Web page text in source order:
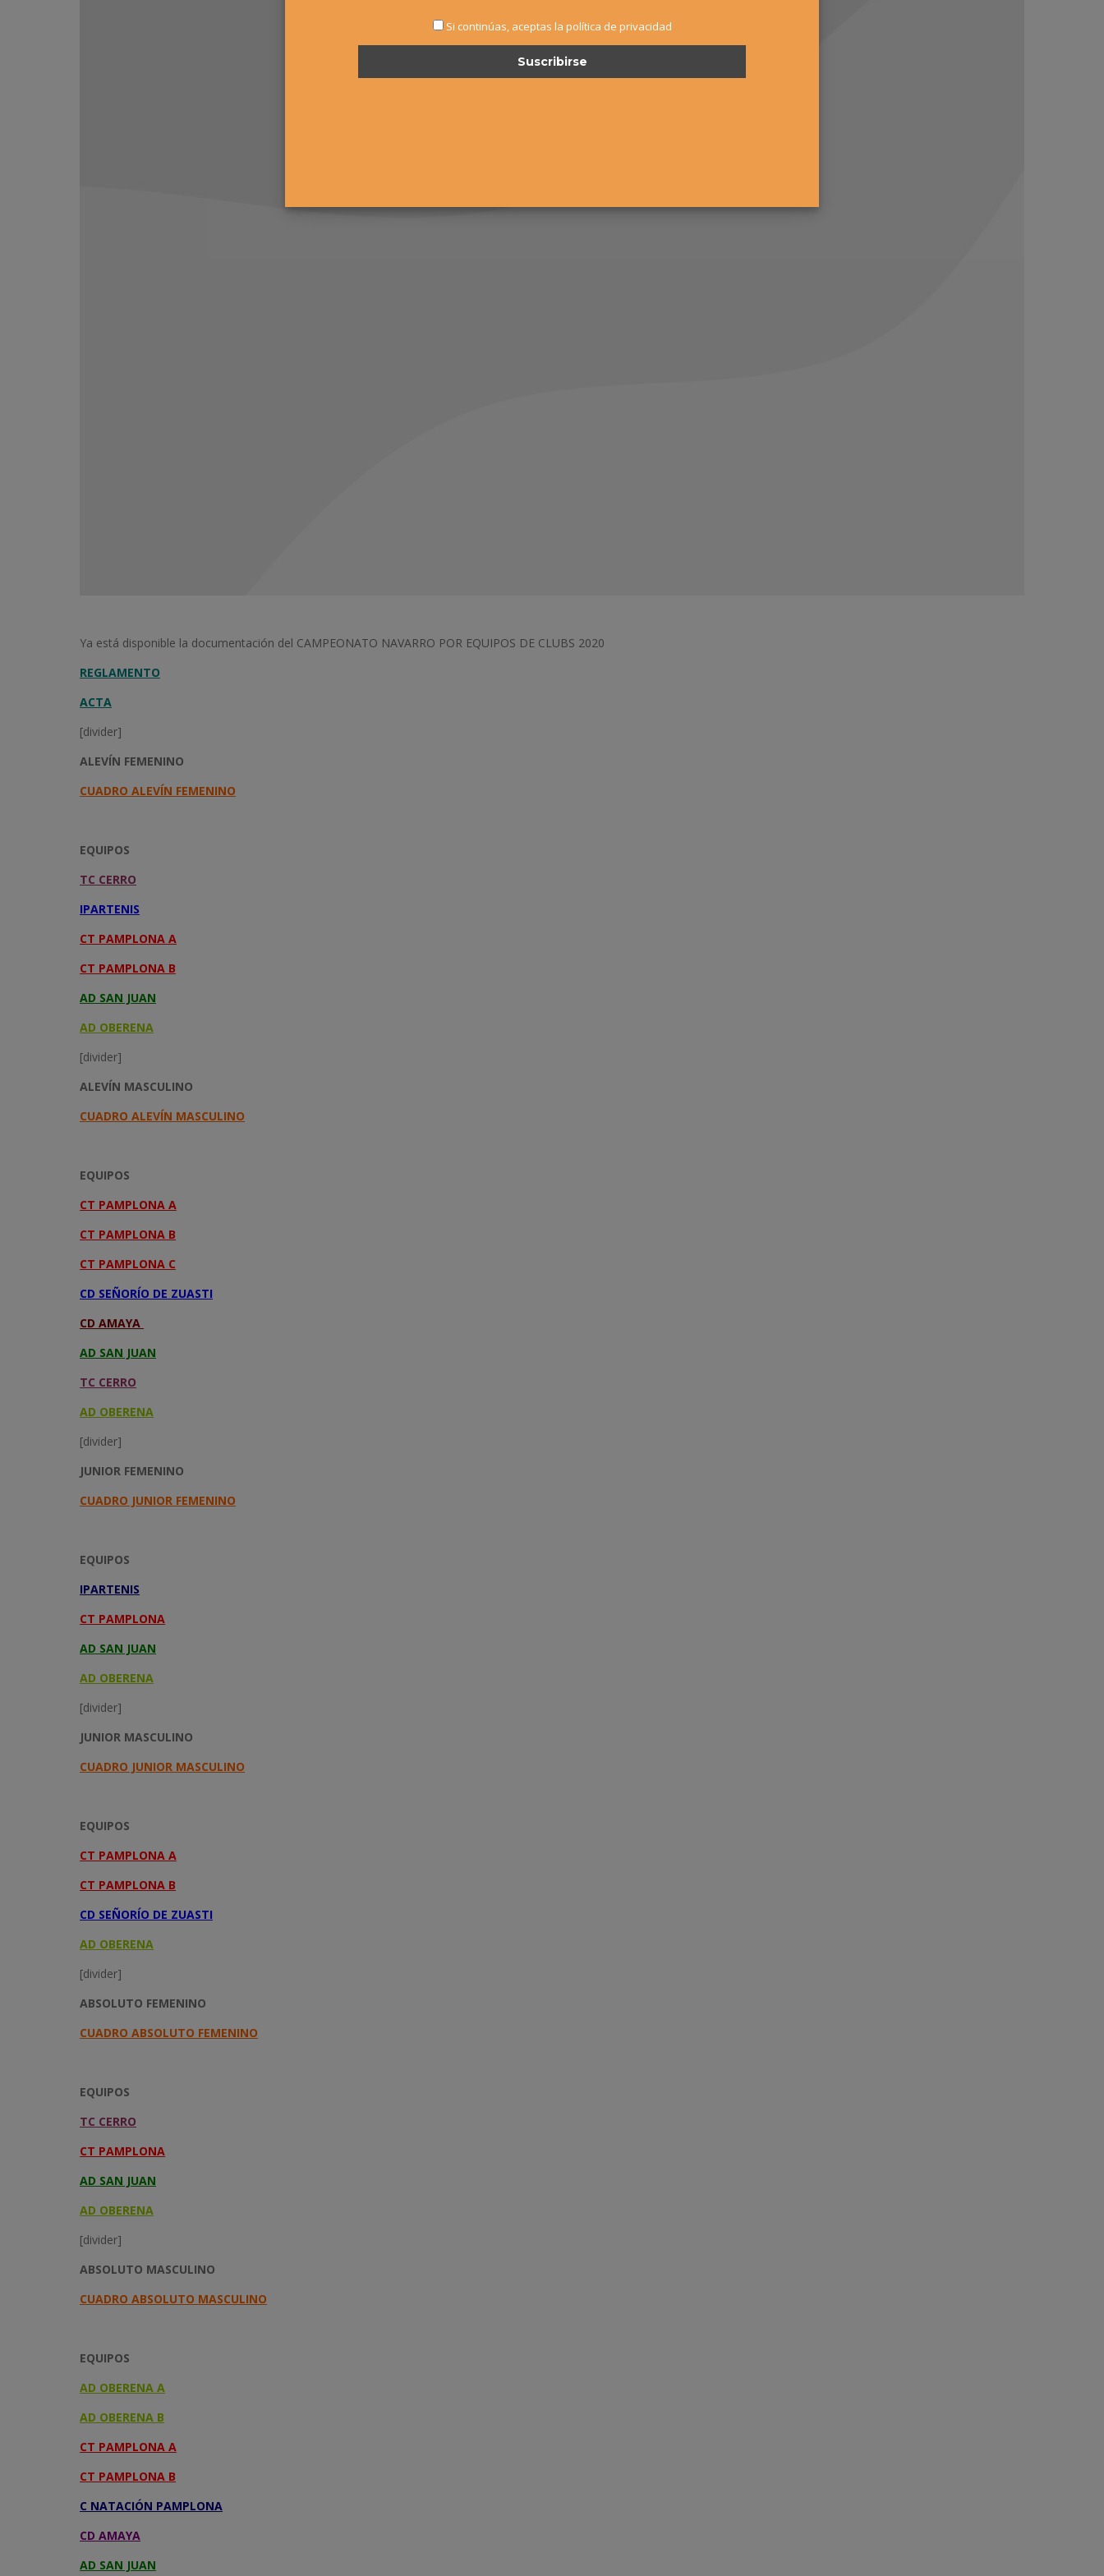
Ya está disponible la documentación del CAMPEONATO NAVARRO POR EQUIPOS DE CLUBS 2020
REGLAMENTO
ACTA
[divider]
ALEVÍN FEMENINO
CUADRO ALEVÍN FEMENINO
EQUIPOS
TC CERRO
IPARTENIS
CT PAMPLONA A
CT PAMPLONA B
AD SAN JUAN
AD OBERENA
[divider]
ALEVÍN MASCULINO
CUADRO ALEVÍN MASCULINO
EQUIPOS
CT PAMPLONA A
CT PAMPLONA B
CT PAMPLONA C
CD SEÑORÍO DE ZUASTI
CD AMAYA
AD SAN JUAN
TC CERRO
AD OBERENA
[divider]
JUNIOR FEMENINO
CUADRO JUNIOR FEMENINO
EQUIPOS
IPARTENIS
CT PAMPLONA
AD SAN JUAN
AD OBERENA
[divider]
JUNIOR MASCULINO
CUADRO JUNIOR MASCULINO
EQUIPOS
CT PAMPLONA A
CT PAMPLONA B
CD SEÑORÍO DE ZUASTI
AD OBERENA
[divider]
ABSOLUTO FEMENINO
CUADRO ABSOLUTO FEMENINO
EQUIPOS
TC CERRO
CT PAMPLONA
AD SAN JUAN
AD OBERENA
[divider]
ABSOLUTO MASCULINO
CUADRO ABSOLUTO MASCULINO
EQUIPOS
AD OBERENA A
AD OBERENA B
CT PAMPLONA A
CT PAMPLONA B
C NATACIÓN PAMPLONA
CD AMAYA
AD SAN JUAN
Si continúas, aceptas la política de privacidad